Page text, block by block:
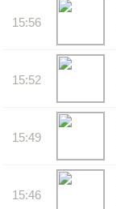
15:56
15:52
15:49
15:46